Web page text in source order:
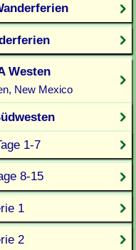
Westen
New Mexico
1-7
8-15
1
2